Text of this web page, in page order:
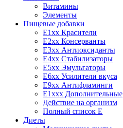
Витамины
Элементы
Пищевые добавки
E1xx Красители
E2xx Консерванты
E3xx Антиоксиданты
E4xx Стабилизаторы
E5xx Эмульгаторы
E6xx Усилители вкуса
E9xx Антифламинги
E1xxx Дополнительные
Действие на организм
Полный список E
Диеты